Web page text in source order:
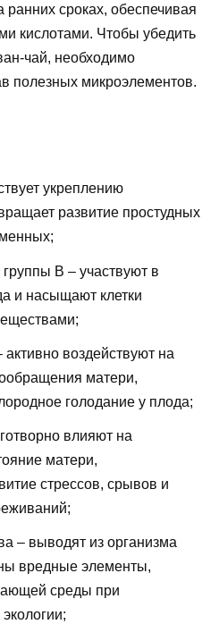
сроках, обеспечивая
кислотами. Чтобы убедить
чай, необходимо
полезных микроэлементов.
укреплению
развитие простудных
В – участвуют в
и насыщают клетки
воздействуют на
матери,
голодание у плода;
влияют на
матери,
стрессов, срывов и
– выводят из организма
вредные элементы,
среды при